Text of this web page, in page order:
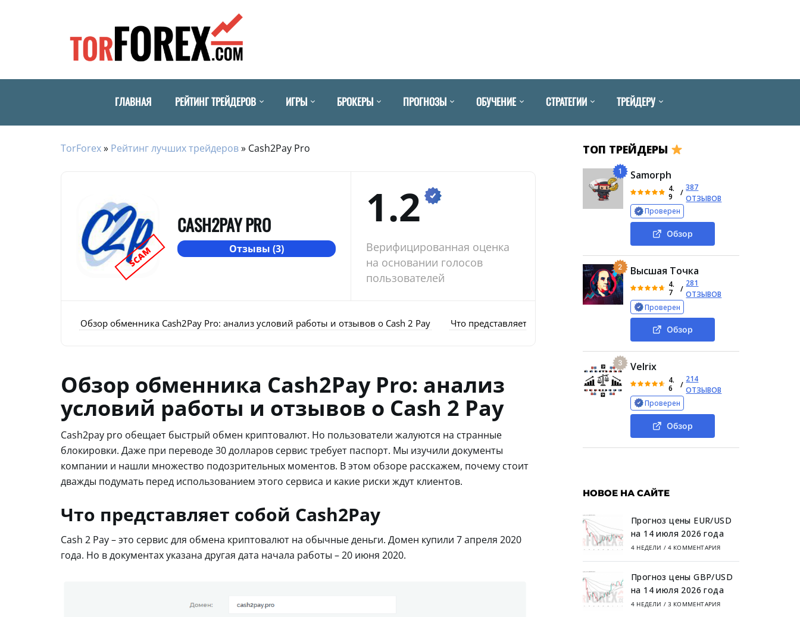
ГЛАВНАЯ РЕЙТИНГ ТРЕЙДЕРОВ ИГРЫ БРОКЕРЫ ПРОГНОЗЫ ОБУЧЕНИЕ СТРАТЕГИИ ТРЕЙДЕРУ
TorForex» Рейтинг лучших трейдеров» Cash2Pay Pro
SCAM
CASH2PAY PRO
Отзывы (3)
1.2
Верифицированная оценка
на основании голосов
пользователей
Обзор обменника Cash2Pay Pro: анализ условий работы и отзывов о Cash 2 Pay Что представляет собой Cash2Pay Функциональность сайта
Обзор обменника Cash2Pay Pro: анализ
условий работы и отзывов о Cash 2 Pay
Cash2pay pro обещает быстрый обмен криптовалют. Но пользователи жалуются на странные
блокировки. Даже при переводе 30 долларов сервис требует паспорт. Мы изучили документы
компании и нашли множество подозрительных моментов. В этом обзоре расскажем, почему стоит
дважды подумать перед использованием этого сервиса и какие риски ждут клиентов.
Что представляет собой Cash2Pay
Cash 2 Pay – это сервис для обмена криптовалют на обычные деньги. Домен купили 7 апреля 2020
года. Но в документах указана другая дата начала работы – 20 июня 2020.
ТОП ТРЕЙДЕРЫ
1 Samorph
4.
9
/
387
ОТЗЫВОВ
Проверен
Обзор
2 Высшая Точка
4.
7
/
281
ОТЗЫВОВ
Проверен
Обзор
3 Velrix
4.
6
/
214
ОТЗЫВОВ
Проверен
Обзор
НОВОЕ НА САЙТЕ
Прогноз цены EUR/USD
на 14 июля 2026 года
4 НЕДЕЛИ / 4 КОММЕНТАРИЯ
Прогноз цены GBP/USD
на 14 июля 2026 года
4 НЕДЕЛИ / 3 КОММЕНТАРИЯ